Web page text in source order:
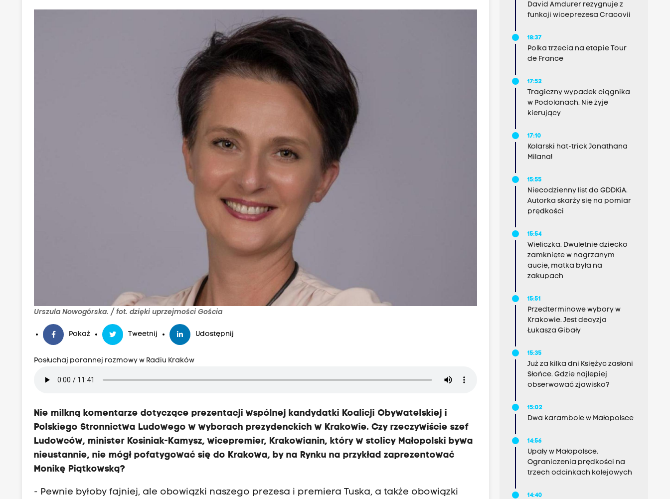
Urszula Nowogórska. / fot. dzięki uprzejmości Gościa
Pokaż Tweetnij Udostępnij
Posłuchaj porannej rozmowy w Radiu Kraków
Nie milkną komentarze dotyczące prezentacji wspólnej kandydatki Koalicji Obywatelskiej i
Polskiego Stronnictwa Ludowego w wyborach prezydenckich w Krakowie. Czy rzeczywiście szef
Ludowców, minister Kosiniak-Kamysz, wicepremier, Krakowianin, który w stolicy Małopolski bywa
nieustannie, nie mógł pofatygować się do Krakowa, by na Rynku na przykład zaprezentować
Monikę Piątkowską?
- Pewnie byłoby fajniej, ale obowiązki naszego prezesa i premiera Tuska, a także obowiązki
David Amdurer rezygnuje z
funkcji wiceprezesa Cracovii
18:37
Polka trzecia na etapie Tour
de France
17:52
Tragiczny wypadek ciągnika
w Podolanach. Nie żyje
kierujący
17:10
Kolarski hat-trick Jonathana
Milana!
15:55
Niecodzienny list do GDDKiA.
Autorka skarży się na pomiar
prędkości
15:54
Wieliczka. Dwuletnie dziecko
zamknięte w nagrzanym
aucie, matka była na
zakupach
15:51
Przedterminowe wybory w
Krakowie. Jest decyzja
Łukasza Gibały
15:35
Już za kilka dni Księżyc zasłoni
Słońce. Gdzie najlepiej
obserwować zjawisko?
15:02
Dwa karambole w Małopolsce
14:56
Upały w Małopolsce.
Ograniczenia prędkości na
trzech odcinkach kolejowych
14:40